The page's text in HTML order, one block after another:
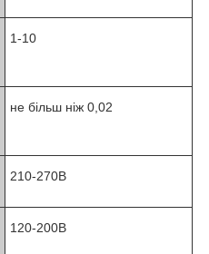
1-10
не більш ніж 0,02
210-270В
120-200В